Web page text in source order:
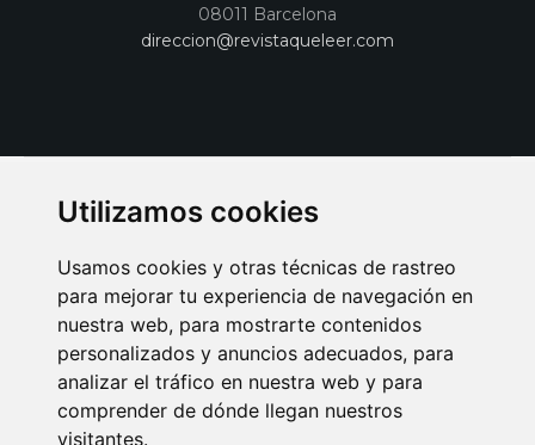
Utilizamos cookies
Usamos cookies y otras técnicas de rastreo
para mejorar tu experiencia de navegación en
nuestra web, para mostrarte contenidos
personalizados y anuncios adecuados, para
analizar el tráfico en nuestra web y para
comprender de dónde llegan nuestros
visitantes.
08011 Barcelona
direccion@revistaqueleer.com
AVISO LEGAL POLITICA DE COOKIES
POLITICA DE PRIVACIDAD
PUBLICIDAD EN LA REVISTA QUÉ LEER
SORTEO-PREESTRENOS